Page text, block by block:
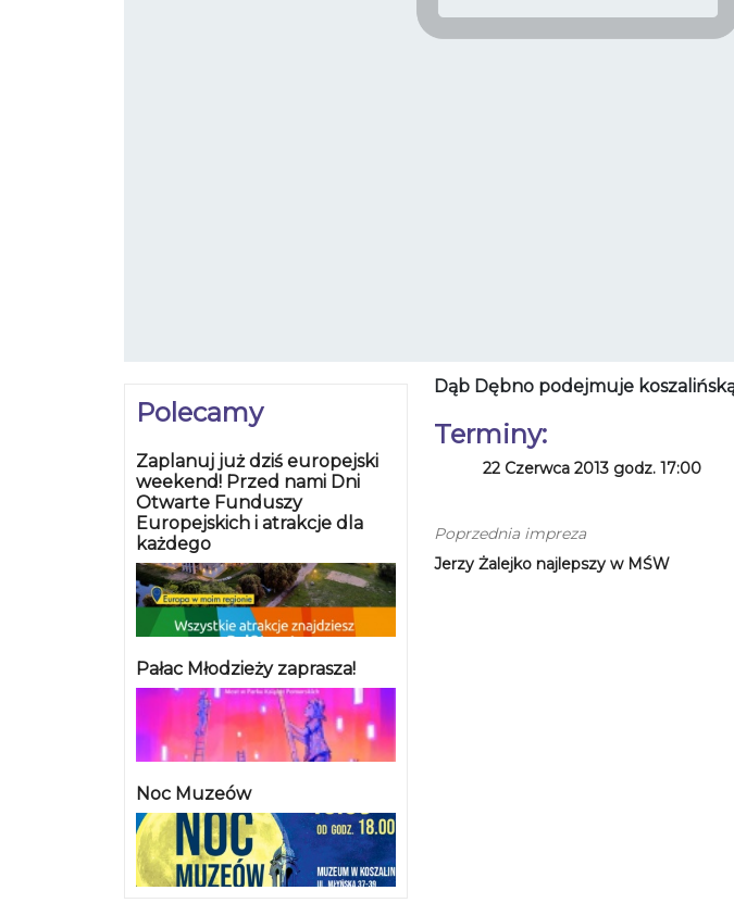
Polecamy
Zaplanuj już dziś europejski
weekend! Przed nami Dni
Otwarte Funduszy
Europejskich i atrakcje dla
każdego
Pałac Młodzieży zaprasza!
Noc Muzeów
Dąb Dębno podejmuje
Terminy:
22 Czerwca 2013 godz. 17:00
Poprzednia impreza
Jerzy Żalejko najlepszy w MŚW